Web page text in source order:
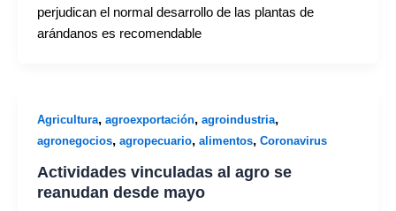
perjudican el normal desarrollo de las plantas de
arándanos es recomendable
Agricultura, agroexportación, agroindustria,
agronegocios, agropecuario, alimentos, Coronavirus
Actividades vinculadas al agro se
reanudan desde mayo